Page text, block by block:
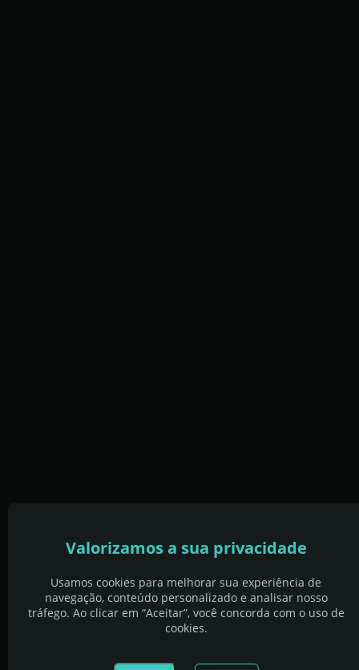
Valorizamos a sua privacidade
Usamos cookies para melhorar sua experiência de
navegação, conteúdo personalizado e analisar nosso
tráfego. Ao clicar em “Aceitar”, você concorda com o uso de
cookies.